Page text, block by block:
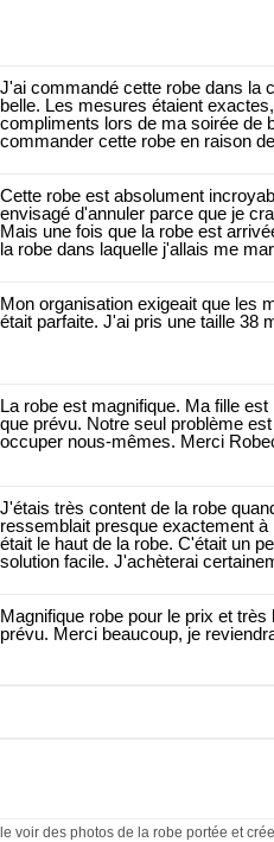
J'ai commandé cette robe dans la
belle. Les mesures étaient
compliments lors de ma soirée de
commander cette robe en raison
Cette robe est absolument
envisagé d'annuler parce que je
Mais une fois que la robe est
la robe dans laquelle j'allais me
Mon organisation exigeait que les
était parfaite. J'ai pris une taille 38
La robe est magnifique. Ma fille
que prévu. Notre seul problème
occuper nous-mêmes. Merci
J'étais très content de la robe
ressemblait presque exactement
était le haut de la robe. C'était un
solution facile. J'achèterai
Magnifique robe pour le prix et
prévu. Merci beaucoup, je
voir des photos de la robe portée et